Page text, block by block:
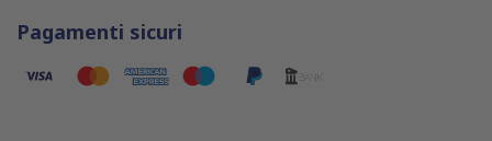
Pagamenti sicuri